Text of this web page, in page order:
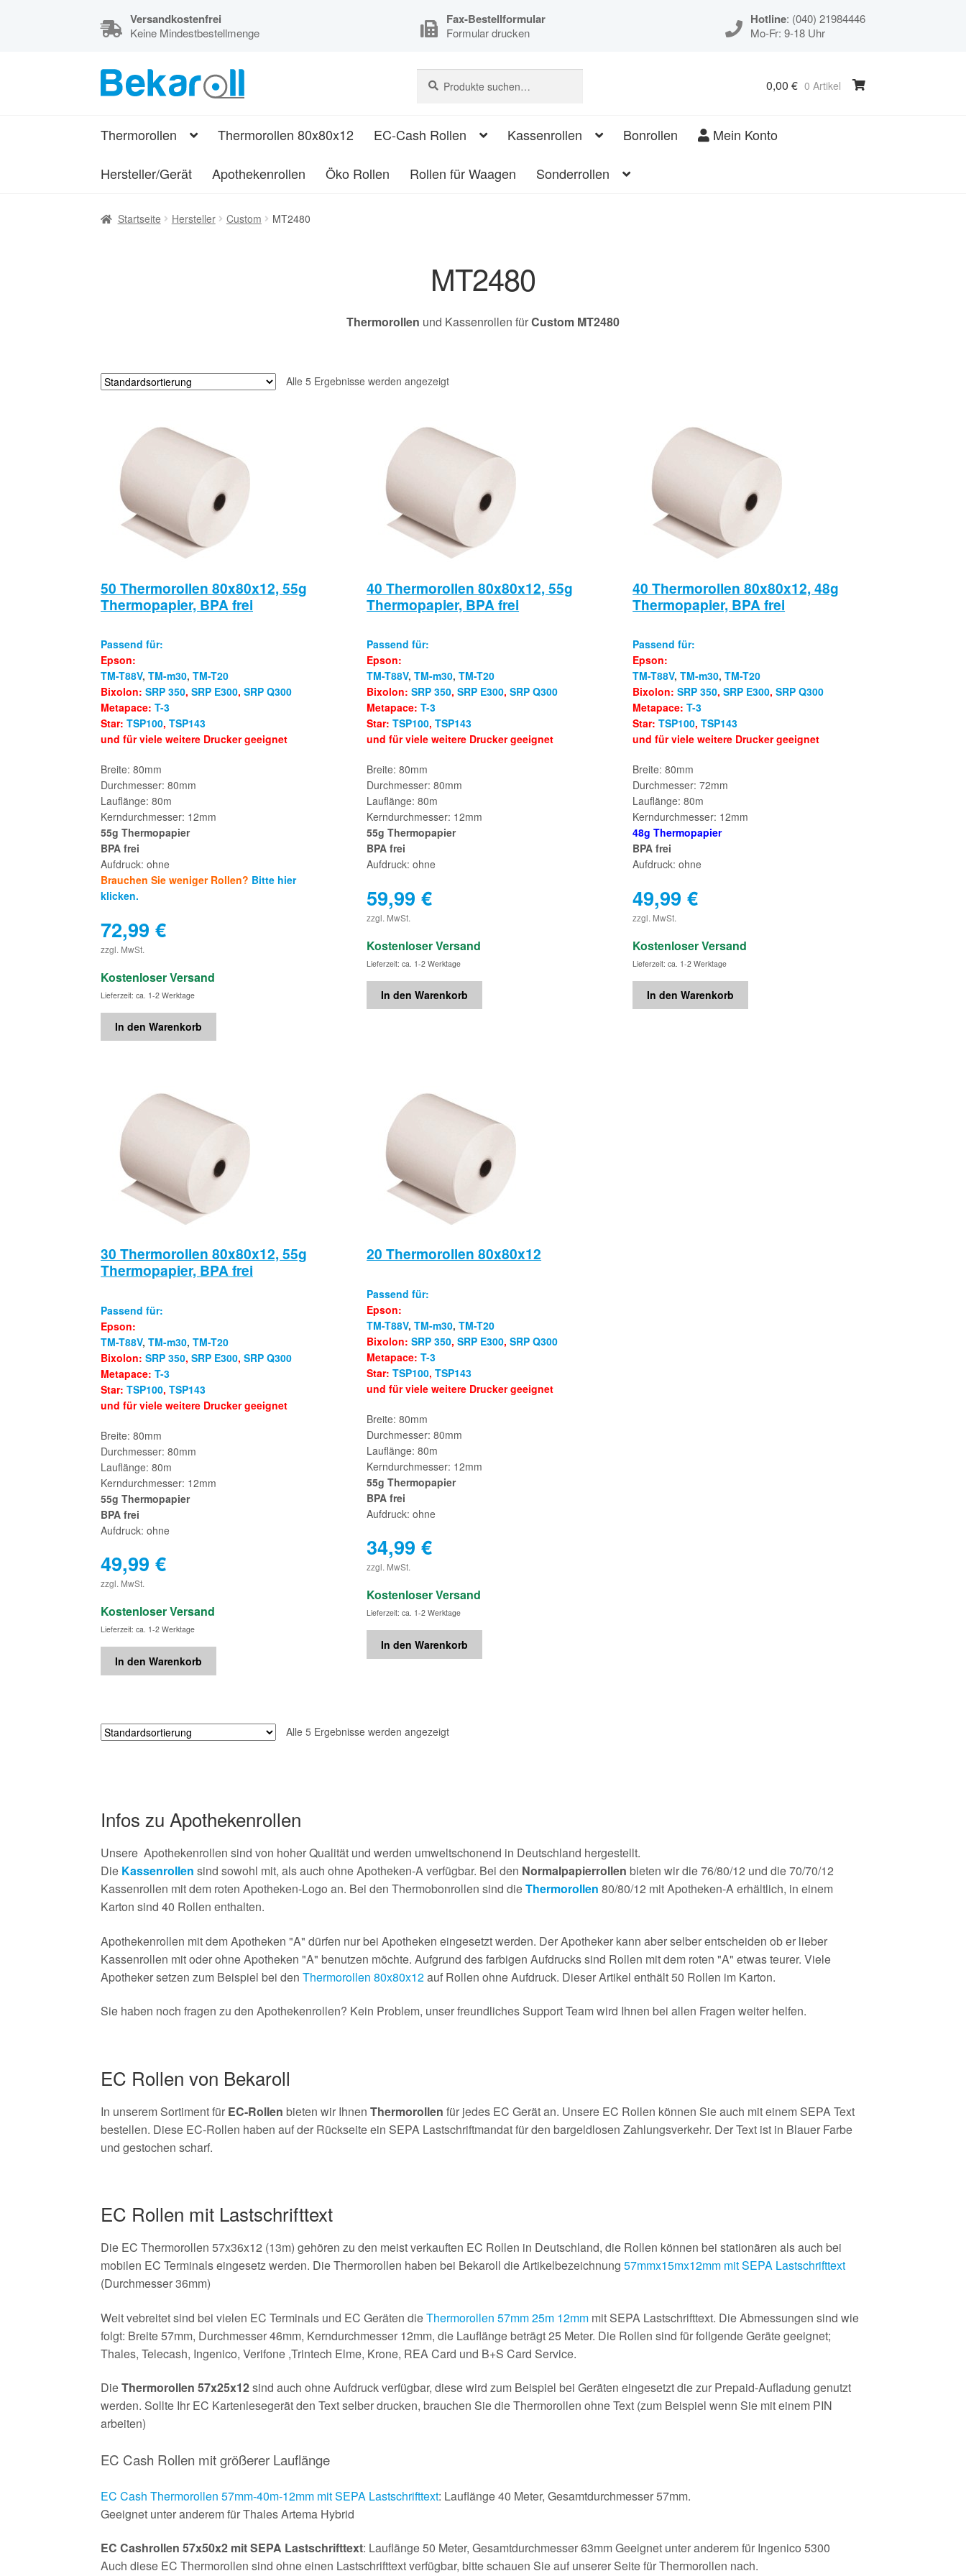
Versandkostenfrei
Keine Mindestbestellmenge
Fax-Bestellformular
Formular drucken
Hotline: (040) 21984446
Mo-Fr: 9-18 Uhr
Zur
Navigation
Zum
Inhalt
und
nach:
0,00 € 0 Artikel
Thermorollen Thermorollen 80x80x12 EC-Cash Rollen Kassenrollen Bonrollen Mein Konto
Hersteller/Gerät Apothekenrollen Öko Rollen Rollen für Waagen Sonderrollen
Startseite Hersteller Custom MT2480
MT2480
Thermorollen und Kassenrollen fürCustom MT2480
Alle 5 Ergebnisse werden angezeigt
50 Thermorollen 80x80x12, 55g
Thermopapier, BPA frei
Passend für:
Epson:
TM-T88V,TM-m30,TM-T20
Bixolon:SRP 350,SRP E300,SRP Q300
Metapace:T-3
Star:TSP100,TSP143
und für viele weitere Drucker geeignet
Breite: 80mm
Durchmesser: 80mm
Lauflänge: 80m
Kerndurchmesser: 12mm
55g Thermopapier
BPA frei
Aufdruck: ohne
Brauchen Sie weniger Rollen? Bitte hier
klicken.
72,99€
zzgl. MwSt.
Kostenloser Versand
Lieferzeit: ca. 1-2 Werktage
In den Warenkorb
40 Thermorollen 80x80x12, 55g
Thermopapier, BPA frei
Passend für:
Epson:
TM-T88V,TM-m30,TM-T20
Bixolon:SRP 350,SRP E300,SRP Q300
Metapace:T-3
Star:TSP100,TSP143
und für viele weitere Drucker geeignet
Breite: 80mm
Durchmesser: 80mm
Lauflänge: 80m
Kerndurchmesser: 12mm
55g Thermopapier
BPA frei
Aufdruck: ohne
59,99€
zzgl. MwSt.
Kostenloser Versand
Lieferzeit: ca. 1-2 Werktage
In den Warenkorb
40 Thermorollen 80x80x12, 48g
Thermopapier, BPA frei
Passend für:
Epson:
TM-T88V,TM-m30,TM-T20
Bixolon:SRP 350,SRP E300,SRP Q300
Metapace:T-3
Star:TSP100,TSP143
und für viele weitere Drucker geeignet
Breite: 80mm
Durchmesser: 72mm
Lauflänge: 80m
Kerndurchmesser: 12mm
48g Thermopapier
BPA frei
Aufdruck: ohne
49,99€
zzgl. MwSt.
Kostenloser Versand
Lieferzeit: ca. 1-2 Werktage
In den Warenkorb
30 Thermorollen 80x80x12, 55g
Thermopapier, BPA frei
Passend für:
Epson:
TM-T88V,TM-m30,TM-T20
Bixolon:SRP 350,SRP E300,SRP Q300
Metapace:T-3
Star:TSP100,TSP143
und für viele weitere Drucker geeignet
Breite: 80mm
Durchmesser: 80mm
Lauflänge: 80m
Kerndurchmesser: 12mm
55g Thermopapier
BPA frei
Aufdruck: ohne
49,99€
zzgl. MwSt.
Kostenloser Versand
Lieferzeit: ca. 1-2 Werktage
In den Warenkorb
20 Thermorollen 80x80x12
Passend für:
Epson:
TM-T88V,TM-m30,TM-T20
Bixolon:SRP 350,SRP E300,SRP Q300
Metapace:T-3
Star:TSP100,TSP143
und für viele weitere Drucker geeignet
Breite: 80mm
Durchmesser: 80mm
Lauflänge: 80m
Kerndurchmesser: 12mm
55g Thermopapier
BPA frei
Aufdruck: ohne
34,99€
zzgl. MwSt.
Kostenloser Versand
Lieferzeit: ca. 1-2 Werktage
In den Warenkorb
Alle 5 Ergebnisse werden angezeigt
Infos zu Apothekenrollen
Unsere Apothekenrollen sind von hoher Qualität und werden umweltschonend in Deutschland hergestellt.
Die Kassenrollen sind sowohl mit, als auch ohne Apotheken-A verfügbar. Bei den Normalpapierrollen bieten wir die 76/80/12 und die 70/70/12
Kassenrollen mit dem roten Apotheken-Logo an. Bei den Thermobonrollen sind dieThermorollen 80/80/12 mit Apotheken-A erhältlich, in einem
Karton sind 40 Rollen enthalten.
Apothekenrollen mit dem Apotheken "A" dürfen nur bei Apotheken eingesetzt werden. Der Apotheker kann aber selber entscheiden ob er lieber
Kassenrollen mit oder ohne Apotheken "A" benutzen möchte. Aufgrund des farbigen Aufdrucks sind Rollen mit dem roten "A" etwas teurer. Viele
Apotheker setzen zum Beispiel bei denThermorollen 80x80x12auf Rollen ohne Aufdruck. Dieser Artikel enthält 50 Rollen im Karton.
Sie haben noch fragen zu den Apothekenrollen? Kein Problem, unser freundliches Support Team wird Ihnen bei allen Fragen weiter helfen.
EC Rollen von Bekaroll
In unserem Sortiment für EC-Rollen bieten wir IhnenThermorollen für jedes EC Gerät an. Unsere EC Rollen können Sie auch mit einem SEPA Text
bestellen. Diese EC-Rollen haben auf der Rückseite ein SEPA Lastschriftmandat für den bargeldlosen Zahlungsverkehr. Der Text ist in Blauer Farbe
und gestochen scharf.
EC Rollen mit Lastschrifttext
Die EC Thermorollen 57x36x12 (13m) gehören zu den meist verkauften EC Rollen in Deutschland, die Rollen können bei stationären als auch bei
mobilen EC Terminals eingesetz werden. Die Thermorollen haben bei Bekaroll die Artikelbezeichnung57mmx15mx12mm mit SEPA Lastschrifttext
(Durchmesser 36mm)
Weit vebreitet sind bei vielen EC Terminals und EC Geräten dieThermorollen 57mm 25m 12mm mit SEPA Lastschrifttext. Die Abmessungen sind wie
folgt: Breite 57mm, Durchmesser 46mm, Kerndurchmesser 12mm, die Lauflänge beträgt 25 Meter. Die Rollen sind für follgende Geräte geeignet;
Thales, Telecash, Ingenico, Verifone ,Trintech Elme, Krone, REA Card und B+S Card Service.
DieThermorollen 57x25x12sind auch ohne Aufdruck verfügbar, diese wird zum Beispiel bei Geräten eingesetzt die zur Prepaid-Aufladung genutzt
werden. Sollte Ihr EC Kartenlesegerät den Text selber drucken, brauchen Sie die Thermorollen ohne Text (zum Beispiel wenn Sie mit einem PIN
arbeiten)
EC Cash Rollen mit größerer Lauflänge
EC Cash Thermorollen 57mm-40m-12mm mit SEPA Lastschrifttext: Lauflänge 40 Meter, Gesamtdurchmesser 57mm.
Geeignet unter anderem für Thales Artema Hybrid
EC Cashrollen 57x50x2 mit SEPA Lastschrifttext: Lauflänge 50 Meter, Gesamtdurchmesser 63mm Geeignet unter anderem für Ingenico 5300
Auch diese EC Thermorollen sind ohne einen Lastschrifttext verfügbar, bitte schauen Sie auf unserer Seite für Thermorollen nach.